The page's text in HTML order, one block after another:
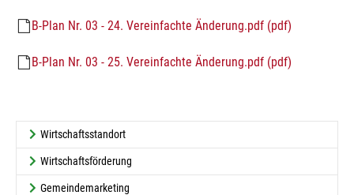
B-Plan Nr. 03 - 24. Vereinfachte Änderung.pdf (pdf)
B-Plan Nr. 03 - 25. Vereinfachte Änderung.pdf (pdf)
Wirtschaftsstandort
Wirtschaftsförderung
Gemeindemarketing